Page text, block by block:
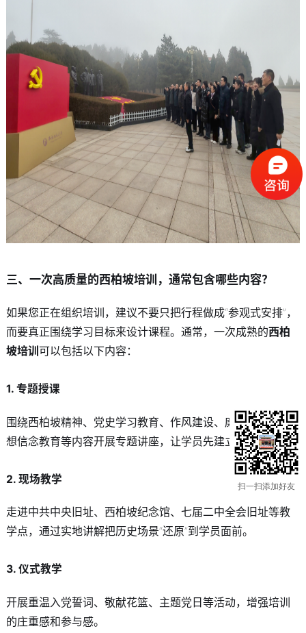
三、一次高质量的西柏坡培训，通常包含哪些内容？
如果您正在组织培训，建议不要只把行程做成“参观式安排”，
而要真正围绕学习目标来设计课程。通常，一次成熟的西柏
坡培训 可以包括以下内容：
1. 专题授课
围绕西柏坡精神、党史学习教育、作风建设、廉政教育、理
想信念教育等内容开展专题讲座，让学员先建立系统认知。
2. 现场教学
走进中共中央旧址、西柏坡纪念馆、七届二中全会旧址等教
学点，通过实地讲解把历史场景“还原”到学员面前。
3. 仪式教学
开展重温入党誓词、敬献花篮、主题党日等活动，增强培训
的庄重感和参与感。
扫一扫添加好友